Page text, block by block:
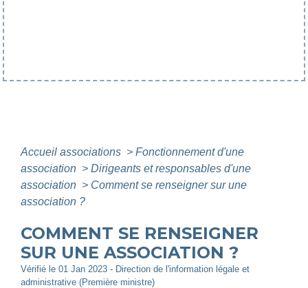
Accueil associations > Fonctionnement d'une
association > Dirigeants et responsables d'une
association > Comment se renseigner sur une
association ?
COMMENT SE RENSEIGNER
SUR UNE ASSOCIATION ?
Vérifié le 01 Jan 2023 - Direction de l'information légale et
administrative (Première ministre)